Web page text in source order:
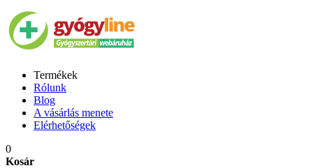
Termékek
Rólunk
Blog
A vásárlás menete
Elérhetőségek
0
Kosár